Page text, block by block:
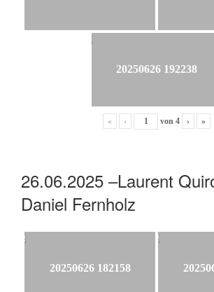
20250626 192238
« ‹ von 4 › »
26.06.2025 –Laurent
Daniel Fernholz
20250626 182158